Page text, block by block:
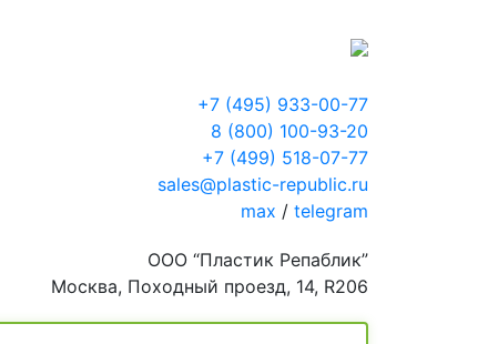
+7 (495) 933-00-77
8 (800) 100-93-20
+7 (499) 518-07-77
sales@plastic-republic.ru
max / telegram
ООО “Пластик Репаблик”
Москва, Походный проезд, 14, R206